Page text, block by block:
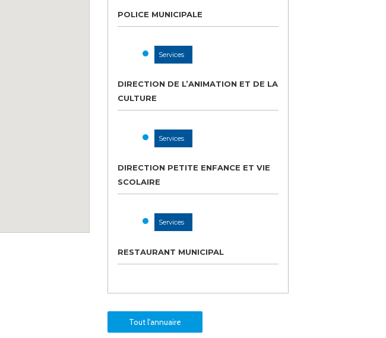
POLICE MUNICIPALE
Services
DIRECTION DE L’ANIMATION ET DE LA
CULTURE
Services
DIRECTION PETITE ENFANCE ET VIE
SCOLAIRE
Services
RESTAURANT MUNICIPAL
Tout l'annuaire